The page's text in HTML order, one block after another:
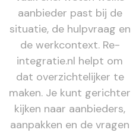
aanbieder past bij de
situatie, de hulpvraag en
de werkcontext. Re-
integratie.nl helpt om
dat overzichtelijker te
maken. Je kunt gerichter
kijken naar aanbieders,
aanpakken en de vragen